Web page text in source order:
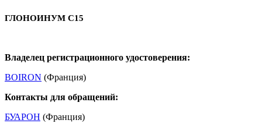
ГЛОНОИНУМ С15
Владелец регистрационного удостоверения:
BOIRON (Франция)
Контакты для обращений:
БУАРОН (Франция)